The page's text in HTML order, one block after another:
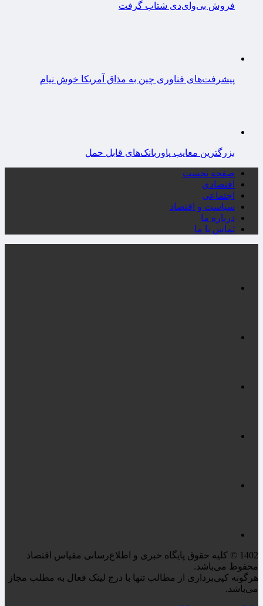
فروش بی‌وای‌دی شتاب گرفت
پیشرفت‌های فناوری چین به مذاق آمریکا خوش نیام
بزرگترین معایب پاوربانک‌های قابل حمل
صفحه نخست
اقتصادی
اجتماعی
سیاست و اقتصاد
درباره ما
تماس با ما
1402 © کلیه حقوق پایگاه خبری و اطلاع‌رسانی مقیاس اقتصاد
محفوظ می‌باشد.
هرگونه کپی‌برداری از مطالب تنها با درج لینک فعال به مطلب مجاز
می‌باشد.